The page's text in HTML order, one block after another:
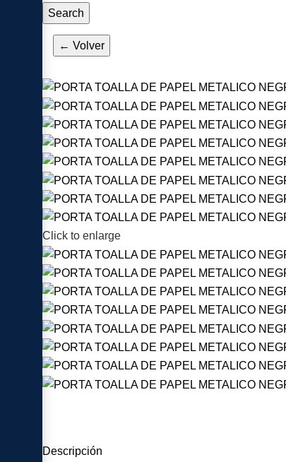
Search
← Volver
Click to enlarge
Descripción